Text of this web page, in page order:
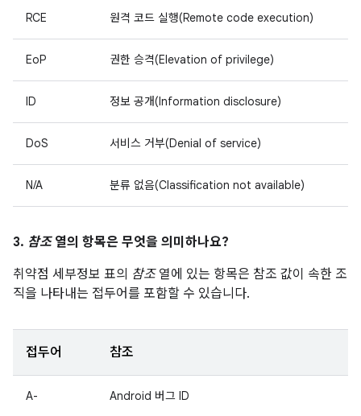
RCE 원격 코드 실행(Remote code execution)
EoP 권한 승격(Elevation of privilege)
ID 정보 공개(Information disclosure)
DoS 서비스 거부(Denial of service)
N/A 분류 없음(Classification not available)
3. 참조열의 항목은 무엇을 의미하나요?
취약점 세부정보 표의 참조열에 있는 항목은 참조 값이 속한 조
직을 나타내는 접두어를 포함할 수 있습니다.
접두어 참조
A- Android 버그 ID